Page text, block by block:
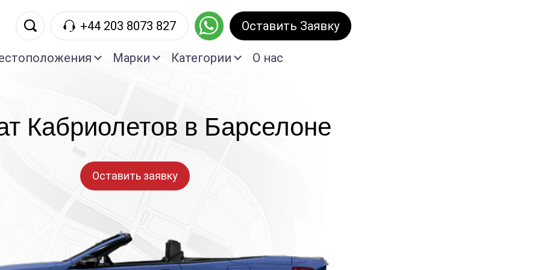
Марки Категории О нас
+44 203 8073 827 Oставить Заявку
Кабриолетов в Барселоне
Оставить заявку